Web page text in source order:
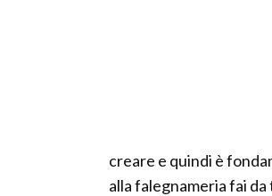
creare e quindi è
alla falegnameria fai